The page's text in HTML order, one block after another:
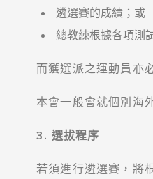
遴選賽的成績；或
總教練根據各項測
而獲選派之運動員亦
本會一般會就個別海
3. 選拔程序
若須進行遴選賽，將